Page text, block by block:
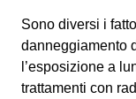
Sono diversi i
danneggiamento
l’esposizione a
trattamenti con